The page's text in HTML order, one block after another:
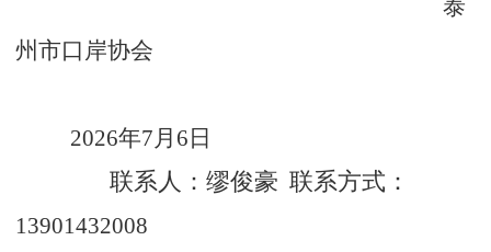
泰
州市口岸协会
2026年7月 6 日
联系人：缪俊豪 联系方式：
13901432008